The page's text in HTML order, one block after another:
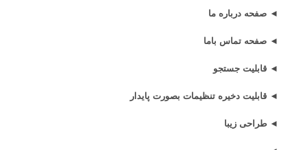
◄ صفحه درباره ما
◄ صفحه تماس باما
◄ قابلیت جستجو
◄ قابلیت دخیره تنظیمات بصورت پایدار
◄ طراحی زیبا